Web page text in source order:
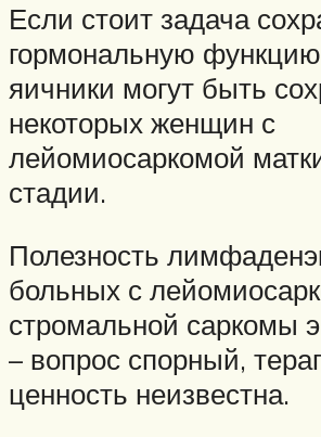
Если стоит задача
гормональную
яичники могут быть
некоторых женщин с
лейомиосаркомой
стадии.
Полезность
больных с
стромальной саркомы
– вопрос спорный,
ценность неизвестна.